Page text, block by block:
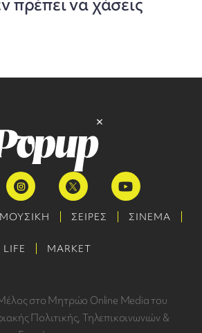
ΜΟΥΣΙΚΗ ΣΕΙΡΕΣ ΣΙΝΕΜΑ
LIFE MARKET
στο Μητρώο Online Media του
Πολιτικής, Τηλεπικοινωνιών &